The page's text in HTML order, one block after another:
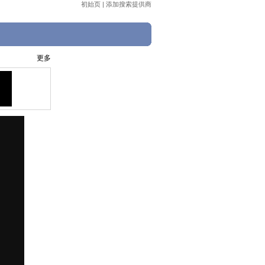
初始页 | 添加搜索提供商
更多